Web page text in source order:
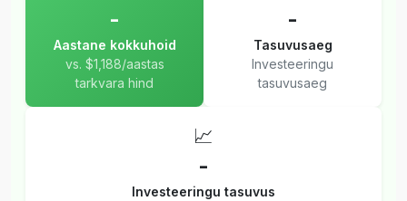
-
Aastane kokkuhoid
vs. $1,188/aastas
tarkvara hind
-
Tasuvusaeg
Investeeringu
tasuvusaeg
📈
-
Investeeringu tasuvus